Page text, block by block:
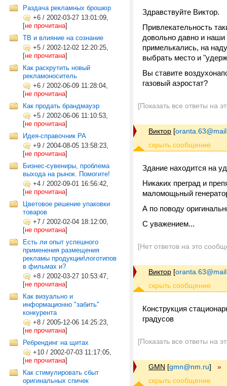
Раздача рекламных брошюр
+6 / 2002-03-27 13:01:09,
[не прочитана]
ТВ и влияние на сознание
+5 / 2002-12-02 12:20:25,
[не прочитана]
Как раскрутить новый
рекламоноситель
+6 / 2002-06-09 11:28:04,
[не прочитана]
Как продать брандмауэр
+5 / 2002-06-06 11:10:53,
[не прочитана]
Идея-справочник РА
+9 / 2004-08-05 13:58:23,
[не прочитана]
Бизнес-сувениры, проблема
выхода на рынок. Помогите!
+4 / 2002-09-01 16:56:42,
[не прочитана]
Цветовое решение упаковки
товаров
+7 / 2002-02-04 18:12:00,
[не прочитана]
Есть ли опыт успешного
применения размещения
рекламы продукции\логотипов
в фильмах и?
+8 / 2002-03-27 10:53:47,
[не прочитана]
Как визуально и
информационно "забить"
конкурента
+8 / 2005-12-06 14:25:23,
[не прочитана]
Ребрендинг на щитах
+10 / 2002-07-03 11:17:05,
[не прочитана]
Как стимулировать сбыт
оригинальных спичек
Здравствуйте Виктор.
Привлекательность
довольно давно и наши
примелькались, на
выбрать место и
Вы ставите
газовый аэростат?
[Показать все ответы на
Виктор [
Здание находится на
Никаких преград и
маломощьный
А по поводу
С уважением...
[Нет ответов на это
Виктор [
Конструкция
градусов
[Показать все ответы на
GMN [gmn@nm.ru] »